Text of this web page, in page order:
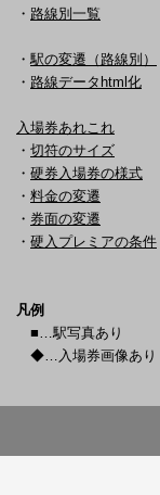
・ 路線別一覧
・ 駅の変遷（路線別）
・ 路線データhtml化
入場券あれこれ
・ 切符のサイズ
・ 硬券入場券の様式
・ 料金の変遷
・ 券面の変遷
・ 硬入プレミアの条件
凡例
■…駅写真あり
◆…入場券画像あり